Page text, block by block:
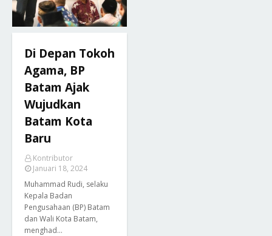
Di Depan Tokoh
Agama, BP
Batam Ajak
Wujudkan
Batam Kota
Baru
Kontributor
Januari 18, 2024
Muhammad Rudi, selaku
Kepala Badan
Pengusahaan (BP) Batam
dan Wali Kota Batam,
menghad…